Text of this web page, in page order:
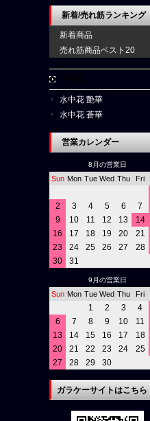
新着/売れ筋ランキング
新着商品
売れ筋商品ベスト20
水中花 艶華
水中花 蒼華
営業カレンダー
8月の営業日
Sun Mon Tue Wed Thu Fri
2
3 4 5 6 7
9
10 11 12 13 14
16
17 18 19 20 21
23
24 25 26 27 28
30
31
9月の営業日
Sun Mon Tue Wed Thu Fri
1 2 3 4
6
7 8 9 10 11
13
14 15 16 17 18
20
21 22 23 24 25
27
28 29 30
ガラケーサイトはこちら